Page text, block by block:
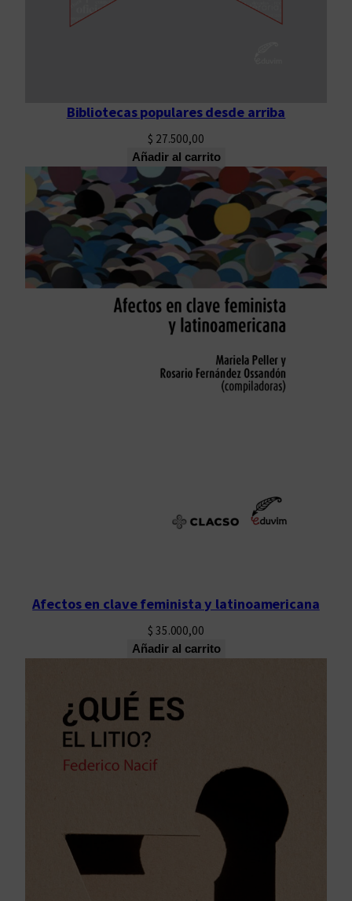
Bibliotecas populares desde arriba
$ 27.500,00
Añadir al carrito
Afectos en clave feminista y latinoamericana
$ 35.000,00
Añadir al carrito